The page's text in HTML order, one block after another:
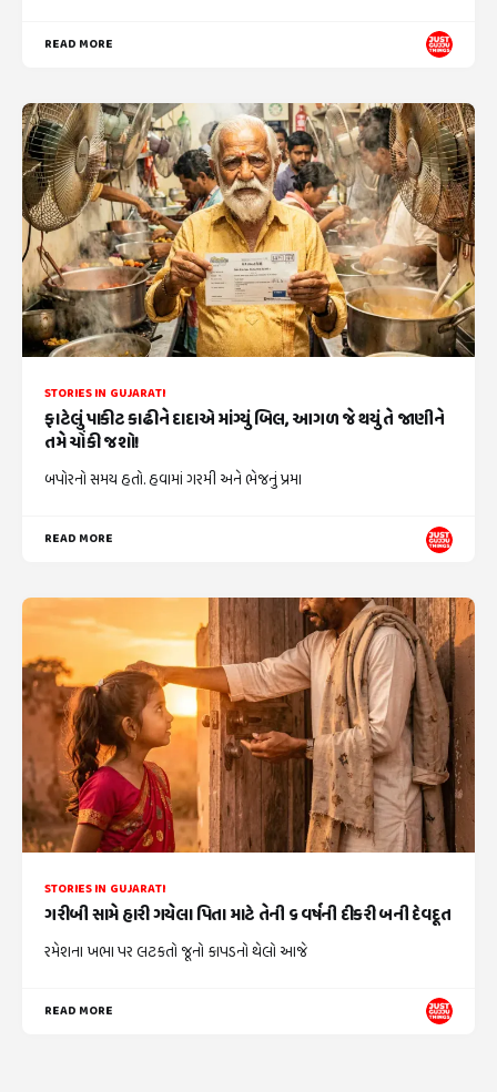
READ MORE
STORIES IN GUJARATI
ફાટેલું પાકીટ કાઢીને દાદાએ માંગ્યું બિલ, આગળ જે થયું તે જાણીને
તમે ચોંકી જશો!
બપોરનો સમય હતો. હવામાં ગરમી અને ભેજનું પ્રમા
READ MORE
STORIES IN GUJARATI
ગરીબી સામે હારી ગયેલા પિતા માટે તેની ૬ વર્ષની દીકરી બની દેવદૂત
રમેશના ખભા પર લટકતો જૂનો કાપડનો થેલો આજે
READ MORE